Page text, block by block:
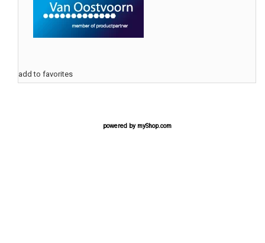
add to favorites
powered by myShop.com